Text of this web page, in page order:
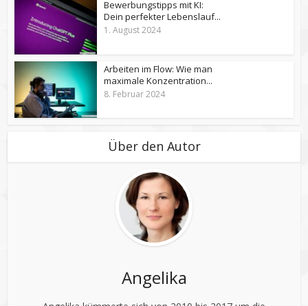
Bewerbungstipps mit KI:
Dein perfekter Lebenslauf...
1. August 2024
Arbeiten im Flow: Wie man
maximale Konzentration...
8. Februar 2024
Über den Autor
Angelika